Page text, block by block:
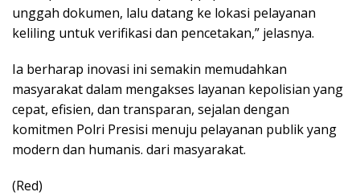
unggah dokumen, lalu datang ke lokasi pelayanan
keliling untuk verifikasi dan pencetakan,” jelasnya.
Ia berharap inovasi ini semakin memudahkan
masyarakat dalam mengakses layanan kepolisian yang
cepat, efisien, dan transparan, sejalan dengan
komitmen Polri Presisi menuju pelayanan publik yang
modern dan humanis. dari masyarakat.
(Red)